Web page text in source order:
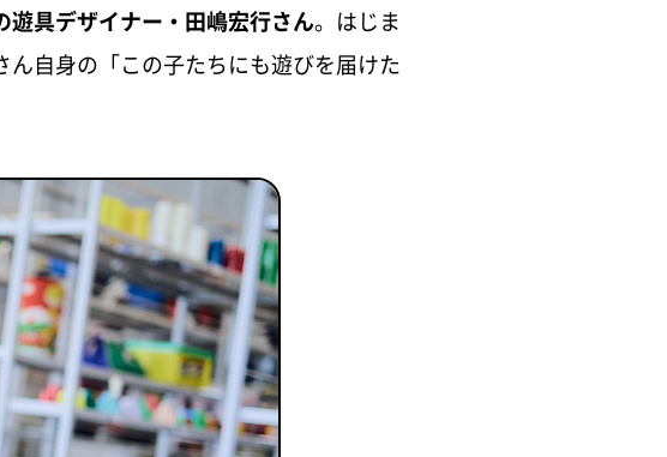
遊具デザイナー・田嶋宏行さん。はじま
自身の「この子たちにも遊びを届けた